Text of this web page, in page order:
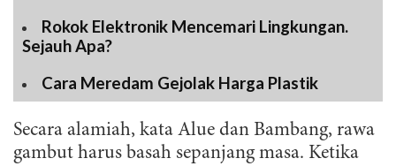
Rokok Elektronik Mencemari Lingkungan.
Sejauh Apa?
Cara Meredam Gejolak Harga Plastik
Secara alamiah, kata Alue dan Bambang, rawa
gambut harus basah sepanjang masa. Ketika